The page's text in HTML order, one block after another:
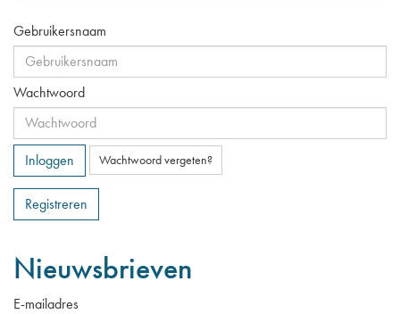
Gebruikersnaam
Wachtwoord
Inloggen Wachtwoord vergeten?
Registreren
Nieuwsbrieven
E-mailadres